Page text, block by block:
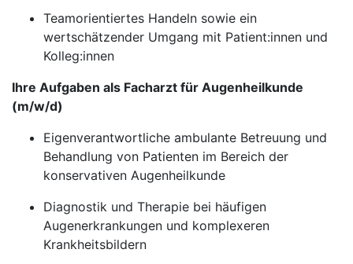
Teamorientiertes Handeln sowie ein
wertschätzender Umgang mit Patient:innen und
Kolleg:innen
Ihre Aufgaben als Facharzt für Augenheilkunde
(m/w/d)
Eigenverantwortliche ambulante Betreuung und
Behandlung von Patienten im Bereich der
konservativen Augenheilkunde
Diagnostik und Therapie bei häufigen
Augenerkrankungen und komplexeren
Krankheitsbildern